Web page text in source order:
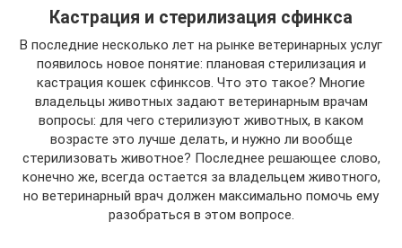
Кастрация и стерилизация сфинкса
В последние несколько лет на рынке ветеринарных услуг
появилось новое понятие: плановая стерилизация и
кастрация кошек сфинксов. Что это такое? Многие
владельцы животных задают ветеринарным врачам
вопросы: для чего стерилизуют животных, в каком
возрасте это лучше делать, и нужно ли вообще
стерилизовать животное? Последнее решающее слово,
конечно же, всегда остается за владельцем животного,
но ветеринарный врач должен максимально помочь ему
разобраться в этом вопросе.